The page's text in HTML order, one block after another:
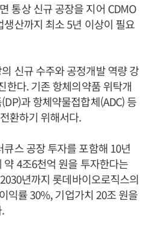
통상 신규 공장을 지어 CDMO
산까지 최소 5년 이상이 필요
신규 수주와 공정개발 역량 강
한다. 기존 항체의약품 위탁개
과 항체약물접합체(ADC) 등
환하기 위해서다.
스 공장 투자를 포함해 10년
4조6천억 원을 투자한다는
년까지 롯데바이오로직스의
익률 30%, 기업가치 20조 원을